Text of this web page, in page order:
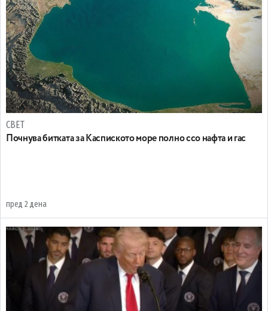
СВЕТ
Почнува битката за Каспиското море полно ссо нафта и гас
пред 2 дена